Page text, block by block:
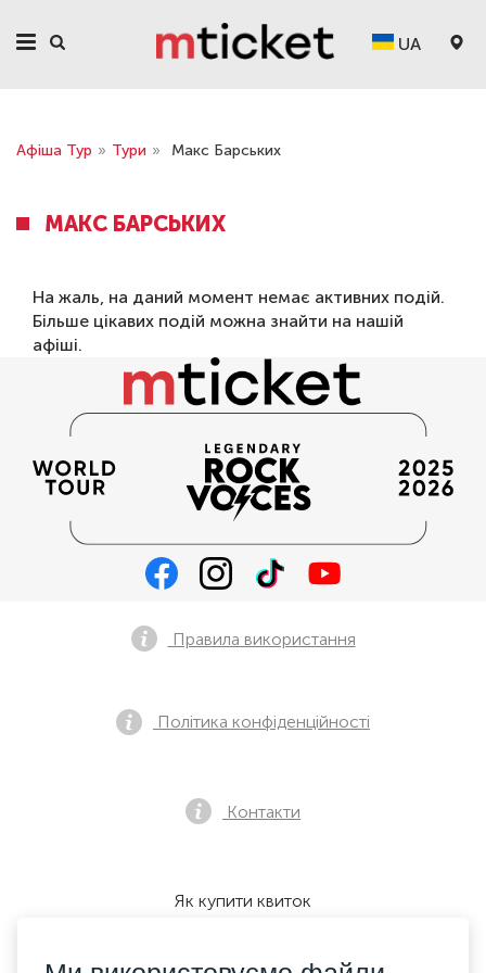
UA
Афіша Тур » Тури » Макс Барських
МАКС БАРСЬКИХ
На жаль, на даний момент немає активних подій.
Більше цікавих подій можна знайти на нашій
афіші.
Правила використання
Політика конфіденційності
Контакти
Як купити квиток